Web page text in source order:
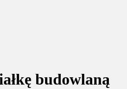
budowlaną